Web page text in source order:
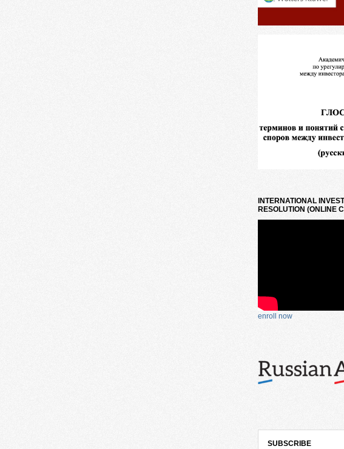
INTERNATIONAL
RESOLUTION (ONLINE
enroll now
SUBSCRIBE